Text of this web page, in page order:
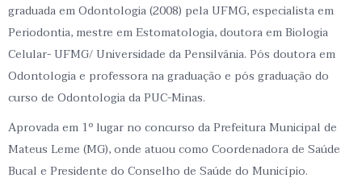
graduada em Odontologia (2008) pela UFMG, especialista em
Periodontia, mestre em Estomatologia, doutora emBiologia
Celular- UFMG/ Universidade da Pensilvânia. Pós doutora em
Odontologia e professora na graduação e pós graduação do
curso de Odontologia da PUC-Minas.
Aprovada em 1º lugar no concurso da Prefeitura Municipal de
Mateus Leme (MG), onde atuou como Coordenadora de Saúde
Bucal e Presidente do Conselho de Saúde do Município.